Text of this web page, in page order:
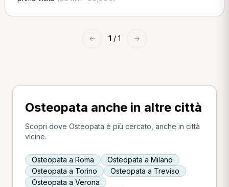
← 1 / 1 →
Osteopata anche in altre città
Scopri dove Osteopata è più cercato, anche in città
vicine.
Osteopata a Roma
Osteopata a Milano
Osteopata a Torino
Osteopata a Treviso
Osteopata a Verona